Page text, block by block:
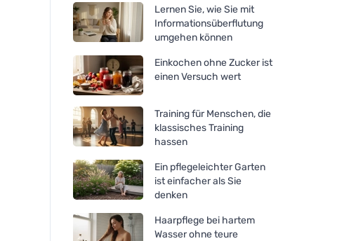
Lernen Sie, wie Sie mit
Informationsüberflutung
umgehen können
Einkochen ohne Zucker ist
einen Versuch wert
Training für Menschen, die
klassisches Training
hassen
Ein pflegeleichter Garten
ist einfacher als Sie
denken
Haarpflege bei hartem
Wasser ohne teure